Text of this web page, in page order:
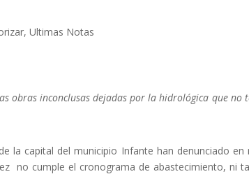
,Ultimas Notas
obras inconclusas dejadas por la hidrológica que no
la capital del municipio Infante han denunciado en
no cumple el cronograma de abastecimiento, ni